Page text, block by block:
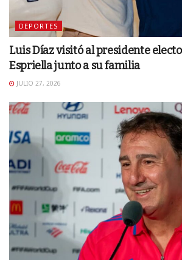
DEPORTES
Luis Díaz visitó al presidente
Espriella junto a su familia
JULIO 27, 2026